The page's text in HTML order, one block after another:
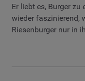
Er liebt es, Burger
wieder faszinierend,
Riesenburger nur in